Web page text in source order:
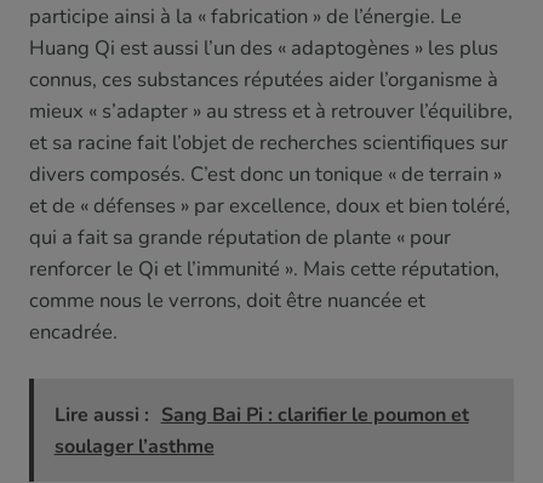
participe ainsi à la « fabrication » de l’énergie. Le
Huang Qi est aussi l’un des « adaptogènes » les plus
connus, ces substances réputées aider l’organisme à
mieux « s’adapter » au stress et à retrouver l’équilibre,
et sa racine fait l’objet de recherches scientifiques sur
divers composés. C’est donc un tonique « de terrain »
et de « défenses » par excellence, doux et bien toléré,
qui a fait sa grande réputation de plante « pour
renforcer le Qi et l’immunité ». Mais cette réputation,
comme nous le verrons, doit être nuancée et
encadrée.
Lire aussi : Sang Bai Pi : clarifier le poumon et
soulager l’asthme